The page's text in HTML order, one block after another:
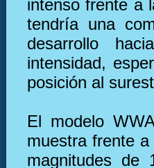
intenso frente a
tendría una
desarrollo
intensidad,
posición al
El modelo
muestra frente
magnitudes